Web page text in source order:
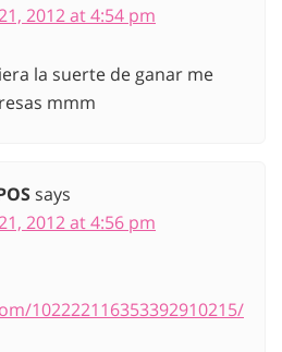
2012 at 4:54 pm
la suerte de ganar me
mmm
says
2012 at 4:56 pm
102222116353392910215/